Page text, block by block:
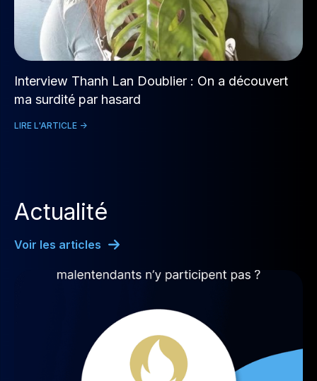
Interview Thanh Lan Doublier : On a découvert
ma surdité par hasard
LIRE L'ARTICLE ->
Actualité
Voir les articles